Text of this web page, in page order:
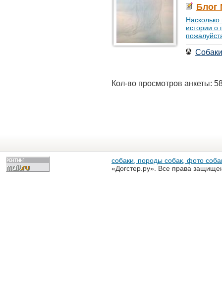
Блог
истории о
Собаки
Кол-во просмотров анкеты:
собаки, породы собак, фото
«Догстер.ру». Все права